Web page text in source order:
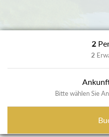
2
2
Bitte wählen Sie